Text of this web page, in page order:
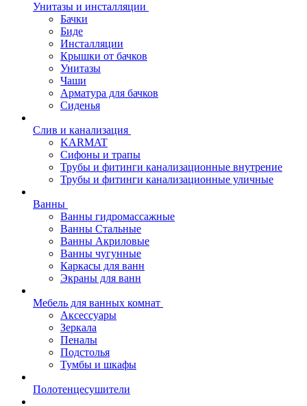
Унитазы и инсталляции
Бачки
Биде
Инсталляции
Крышки от бачков
Унитазы
Чаши
Арматура для бачков
Сиденья
Слив и канализация
KARMAT
Сифоны и трапы
Трубы и фитинги канализационные внутрение
Трубы и фитинги канализационные уличные
Ванны
Ванны гидромассажные
Ванны Стальные
Ванны Акриловые
Ванны чугунные
Каркасы для ванн
Экраны для ванн
Мебель для ванных комнат
Аксессуары
Зеркала
Пеналы
Подстолья
Тумбы и шкафы
Полотенцесушители